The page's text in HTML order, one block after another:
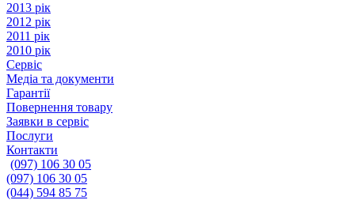
2013 рік
2012 рік
2011 рік
2010 рік
Сервіс
Медіа та документи
Гарантії
Повернення товару
Заявки в сервіс
Послуги
Контакти
(097) 106 30 05
(097) 106 30 05
(044) 594 85 75